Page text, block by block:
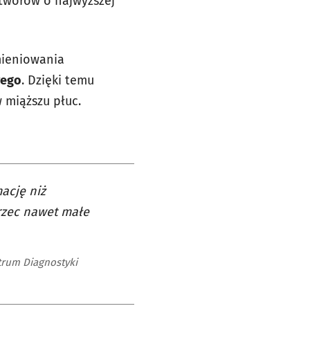
. Dzięki temu
płuc.
niż
nawet małe
Diagnostyki